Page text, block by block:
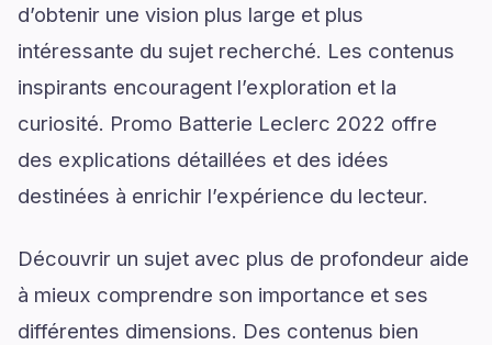
d’obtenir une vision plus large et plus
intéressante du sujet recherché. Les contenus
inspirants encouragent l’exploration et la
curiosité. Promo Batterie Leclerc 2022 offre
des explications détaillées et des idées
destinées à enrichir l’expérience du lecteur.
Découvrir un sujet avec plus de profondeur aide
à mieux comprendre son importance et ses
différentes dimensions. Des contenus bien